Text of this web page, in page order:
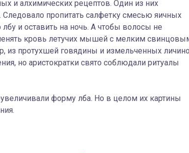
и алхимических рецептов. Один из них
Следовало пропитать салфетку смесью яичных
и оставить на ночь. А чтобы волосы не
кровь летучих мышей с мелким
из протухшей говядины и измельченных
но аристократки свято соблюдали ритуалы
форму лба. Но в целом их картины